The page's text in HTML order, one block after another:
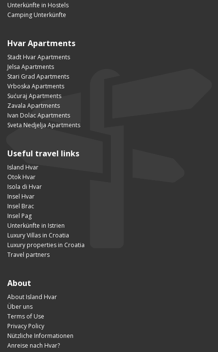
Unterkünfte in Hostels
Camping Unterkünfte
Hvar Apartments
Stadt Hvar Apartments
Jelsa Apartments
Stari Grad Apartments
Vrboska Apartments
Sućuraj Apartments
Zavala Apartments
Ivan Dolac Apartments
Sveta Nedjelja Apartments
Useful travel links
Island Hvar
Otok Hvar
Isola di Hvar
Insel Hvar
Insel Brac
Insel Pag
Unterkünfte in Istrien
Luxury Villas in Croatia
Luxury properties in Croatia
Travel partners
About
About Island Hvar
Über uns
Terms of Use
Privacy Policy
Nützliche Informationen
Anreise nach Hvar?